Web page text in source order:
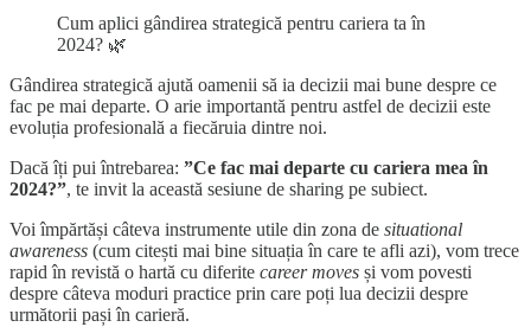
Cum aplici gândirea strategică pentru cariera ta în
2024? 🌿
Gândirea strategică ajută oamenii să ia decizii mai bune despre ce
fac pe mai departe. O arie importantă pentru astfel de decizii este
evoluția profesională a fiecăruia dintre noi.
Dacă îți pui întrebarea: ”Ce fac mai departe cu cariera mea în
2024?”, te invit la această sesiune de sharing pe subiect.
Voi împărtăși câteva instrumente utile din zona de situational
awareness (cum citești mai bine situația în care te afli azi), vom trece
rapid în revistă o hartă cu diferite career moves și vom povesti
despre câteva moduri practice prin care poți lua decizii despre
următorii pași în carieră.